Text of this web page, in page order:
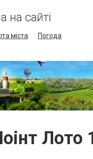
на сайті
міста
Погода
Лото